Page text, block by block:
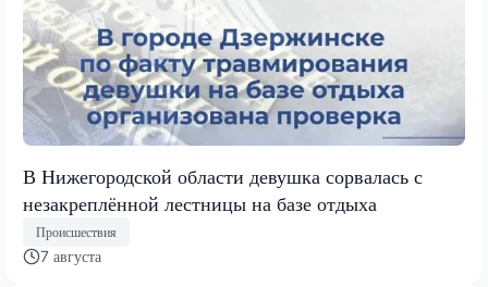
В Нижегородской области девушка сорвалась с
незакреплённой лестницы на базе отдыха
Происшествия
7 августа